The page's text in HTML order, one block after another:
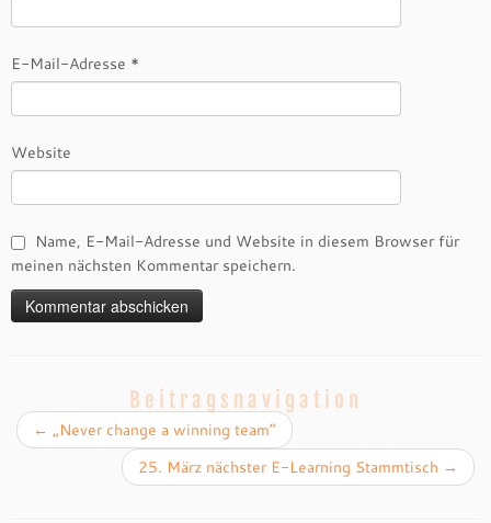
E-Mail-Adresse *
Website
Name, E-Mail-Adresse und Website in diesem Browser für
meinen nächsten Kommentar speichern.
Beitragsnavigation
← „Never change a winning team“
25. März nächster E-Learning Stammtisch →